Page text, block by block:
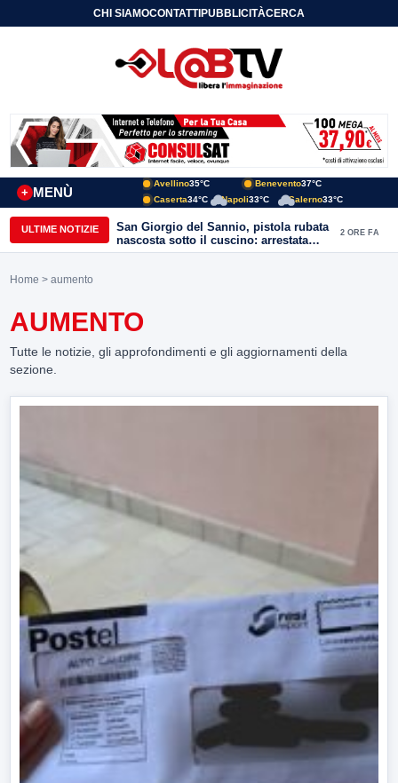
CHI SIAMOCONTATTIPUBBLICITÀCERCA
MENÙ
+
Avellino35°C Benevento37°C
Caserta34°C Napoli33°C Salerno33°C
ULTIME NOTIZIE
San Giorgio del Sannio, pistola rubata
nascosta sotto il cuscino: arrestata
51enne
2 ORE FA
Home > aumento
AUMENTO
Tutte le notizie, gli approfondimenti e gli aggiornamenti della
sezione.